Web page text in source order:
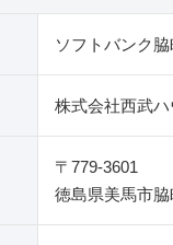
ソフトバンク
株式会社西武
〒779-3601
徳島県美馬市脇